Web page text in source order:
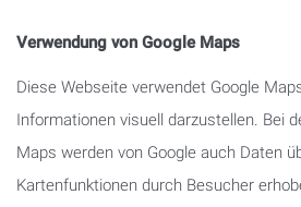
Verwendung von Google Maps
Diese Webseite verwendet Google
Informationen visuell darzustellen. Bei
Maps werden von Google auch Daten
Kartenfunktionen durch Besucher